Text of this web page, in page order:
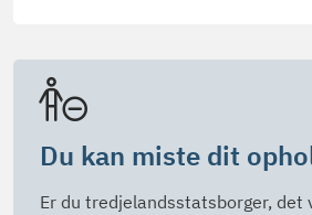
Du kan miste dit
Er du tredjelandsstatsborger, det